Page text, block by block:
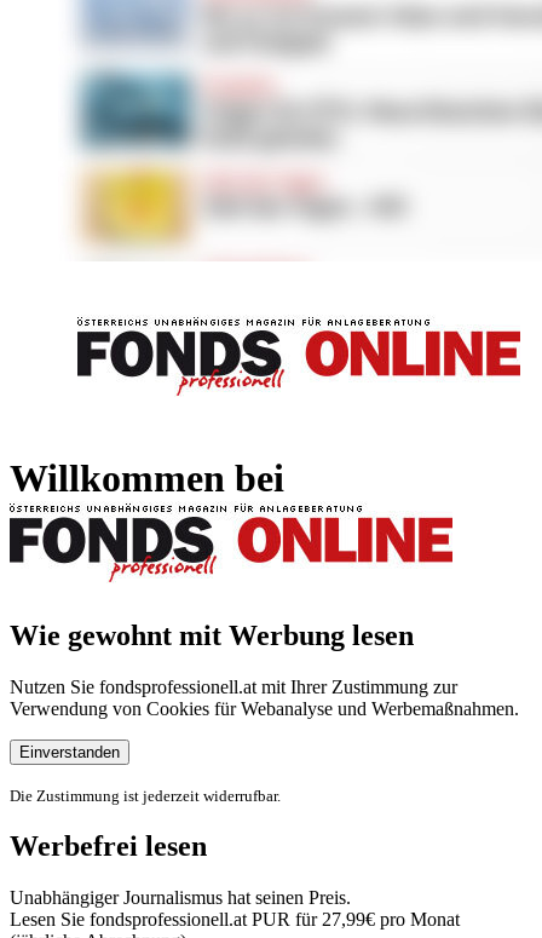
Willkommen bei
Wie gewohnt mit Werbung lesen
Nutzen Sie fondsprofessionell.at mit Ihrer Zustimmung zur
Verwendung von Cookies für Webanalyse und Werbemaßnahmen.
Einverstanden
Die Zustimmung ist jederzeit widerrufbar.
Werbefrei lesen
Unabhängiger Journalismus hat seinen Preis.
Lesen Sie fondsprofessionell.at PUR für 27,99€ pro Monat